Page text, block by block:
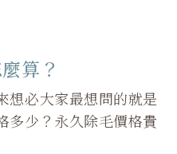
算？
想必大家最想問的就是
多少？永久除毛價格貴